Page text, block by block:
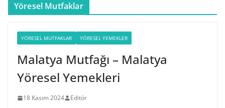
Yöresel Mutfaklar
YÖRESEL MUTFAKLAR YÖRESEL YEMEKLER
Malatya Mutfağı – Malatya
Yöresel Yemekleri
18 Kasım 2024 Editör